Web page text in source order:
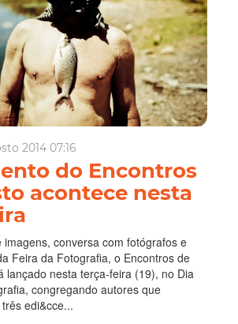
2014 07:16
do Encontros
acontece nesta
imagens, conversa com fotógrafos e
Feira da Fotografia, o Encontros de
lançado nesta terça-feira (19), no Dia
congregando autores que
edi&cce...